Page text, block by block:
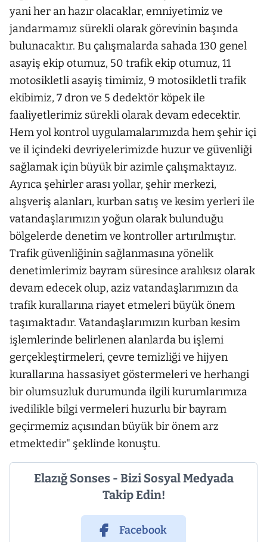
yani her an hazır olacaklar, emniyetimiz ve
jandarmamız sürekli olarak görevinin başında
bulunacaktır. Bu çalışmalarda sahada 130 genel
asayiş ekip otumuz, 50 trafik ekip otumuz, 11
motosikletli asayiş timimiz, 9 motosikletli trafik
ekibimiz, 7 dron ve 5 dedektör köpek ile
faaliyetlerimiz sürekli olarak devam edecektir.
Hem yol kontrol uygulamalarımızda hem şehir içi
ve il içindeki devriyelerimizde huzur ve güvenliği
sağlamak için büyük bir azimle çalışmaktayız.
Ayrıca şehirler arası yollar, şehir merkezi,
alışveriş alanları, kurban satış ve kesim yerleri ile
vatandaşlarımızın yoğun olarak bulunduğu
bölgelerde denetim ve kontroller artırılmıştır.
Trafik güvenliğinin sağlanmasına yönelik
denetimlerimiz bayram süresince aralıksız olarak
devam edecek olup, aziz vatandaşlarımızın da
trafik kurallarına riayet etmeleri büyük önem
taşımaktadır. Vatandaşlarımızın kurban kesim
işlemlerinde belirlenen alanlarda bu işlemi
gerçekleştirmeleri, çevre temizliği ve hijyen
kurallarına hassasiyet göstermeleri ve herhangi
bir olumsuzluk durumunda ilgili kurumlarımıza
ivedilikle bilgi vermeleri huzurlu bir bayram
geçirmemiz açısından büyük bir önem arz
etmektedir" şeklinde konuştu.
Elazığ Sonses - Bizi Sosyal Medyada
Takip Edin!
Facebook